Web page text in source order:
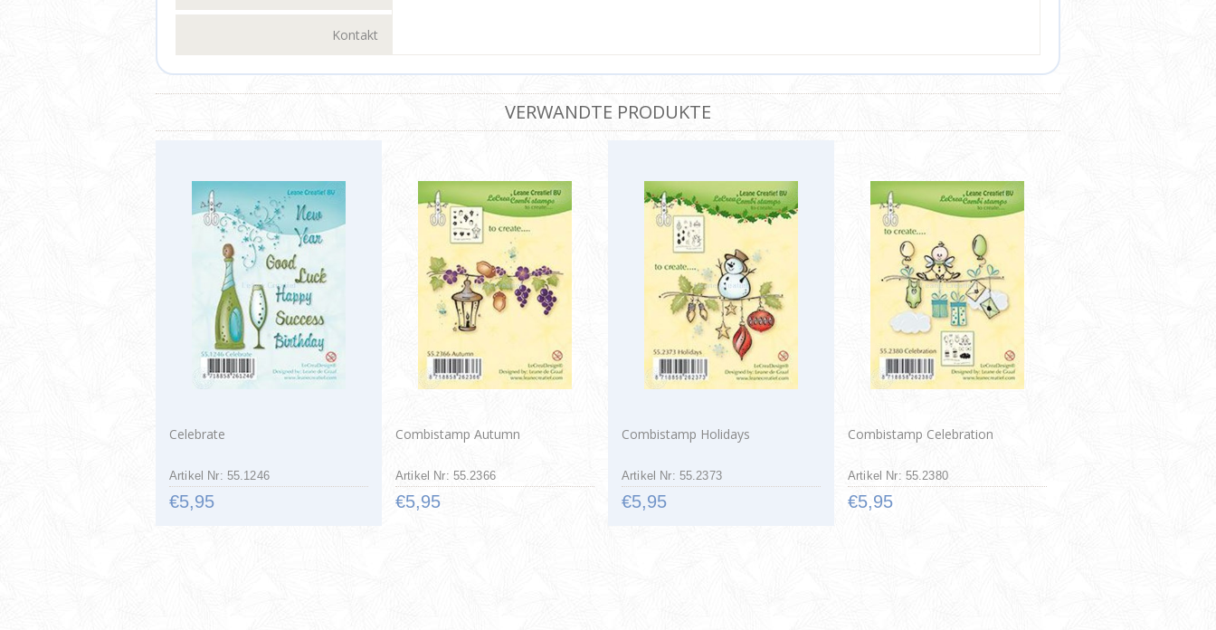
Kontakt
VERWANDTE PRODUKTE
Celebrate
Artikel Nr: 55.1246
€5,95
Combistamp Autumn
Artikel Nr: 55.2366
€5,95
Combistamp Holidays
Artikel Nr: 55.2373
€5,95
Combistamp Celebration
Artikel Nr: 55.2380
€5,95